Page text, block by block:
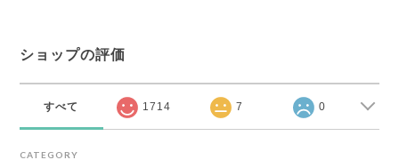
ショップの評価
すべて 1714 7 0
CATEGORY